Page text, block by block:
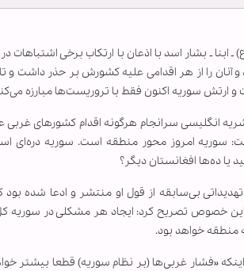
ابنا ـ بشار اسد با اذعان با ارتکاب برخی اشتباهات
آنان را از هر اقدامی علیه کشورش بر حذر داشت
و ارتش سوریه اکنون فقط با تروریست‌ها مبارزه
انگلیسی سرانجام هرگونه اقدام کشورهای
سوریه امروز محور منطقه است. سوریه دره‌ای
یا ده‌ها افغانستان دیگر؟
بی‌سابقه از قول او منتشر و ادعا شده
خصوص تصریح کرد: ایجاد هر مشکلی در سوریه
خواهد بود.
«فشار غربی‌ها (بر نظام سوریه) قطعا بیشتر